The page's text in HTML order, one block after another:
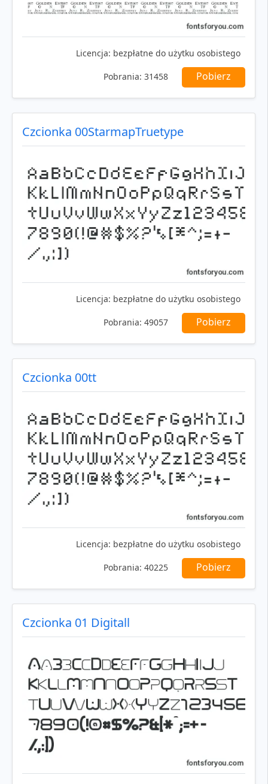
Licencja: bezpłatne do użytku osobistego
Pobrania: 31458 Pobierz
Czcionka 00StarmapTruetype
Licencja: bezpłatne do użytku osobistego
Pobrania: 49057 Pobierz
Czcionka 00tt
Licencja: bezpłatne do użytku osobistego
Pobrania: 40225 Pobierz
Czcionka 01 Digitall